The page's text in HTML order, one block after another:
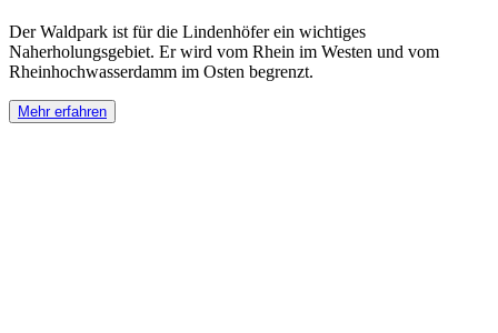
Der Waldpark ist für die Lindenhöfer ein wichtiges
Naherholungsgebiet. Er wird vom Rhein im Westen und vom
Rheinhochwasserdamm im Osten begrenzt.
Mehr erfahren